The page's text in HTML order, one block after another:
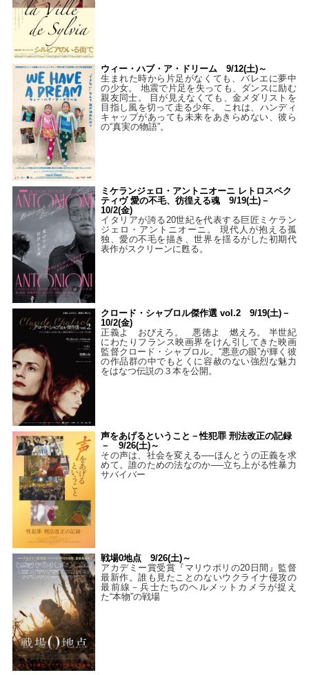
ウィー・ハブ・ア・ドリーム 9/12(土)～
生まれた時から片足がなくても、バレエに夢中
の少女。 地震で片足を失っても、ダンスに励む
親友同士。 目が見えなくても、金メダリストを
目指し風を切って走る少年。 これは、ハンディ
キャップがあっても未来をあきらめない、彼ら
の“真実の物語”。
ミケランジェロ・アントニオーニ レトロスペク
ティヴ 愛の不毛、彷徨える魂 9/19(土)－
10/2(金)
イタリアが誇る20世紀を代表する巨匠ミケラン
ジェロ・アントニオーニ。 現代人が抱える孤
独、愛の不毛を描き、世界を揺るがした初期代
表作がスクリーンに甦る。
クロード・シャブロル傑作選 vol.2 9/19(土)－
10/2(金)
正義よ おびえろ。 悪徳よ 燃えろ。 半世紀
にわたりフランス映画界をけん引してきた映画
監督クロード・シャブロル。“悪意の眼”が輝く彼
の作品群の中でもとくに容赦のない強烈な魅力
をはなつ伝説の３本を公開。
声をあげるということ－性犯罪 刑法改正の記録
－ 9/26(土)～
その声は、社会を変える──ほんとうの正義を求
めて。誰のための法なのか──立ち上がる性暴力
サバイバー
戦場0地点 9/26(土)～
アカデミー賞受賞『マリウポリの20日間』監督
最新作。誰も見たことのないウクライナ侵攻の
最前線－兵士たちのヘルメットカメラが捉え
た“本物”の戦場